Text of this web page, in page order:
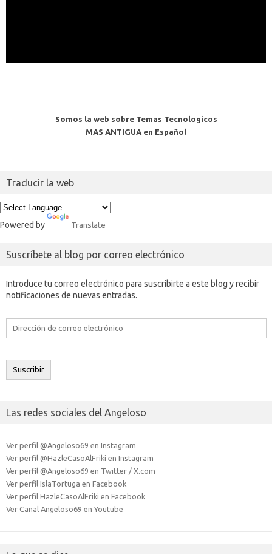
Somos la web sobre Temas Tecnologicos
MAS ANTIGUA en Español
Traducir la web
Powered by Translate
Suscríbete al blog por correo electrónico
Introduce tu correo electrónico para suscribirte a este blog y recibir
notificaciones de nuevas entradas.
Dirección
electrónico
Suscribir
Las redes sociales del Angeloso
Ver perfil @Angeloso69 en Instagram
Ver perfil @HazleCasoAlFriki en Instagram
Ver perfil @Angeloso69 en Twitter / X.com
Ver perfil IslaTortuga en Facebook
Ver perfil HazleCasoAlFriki en Facebook
Ver Canal Angeloso69 en Youtube